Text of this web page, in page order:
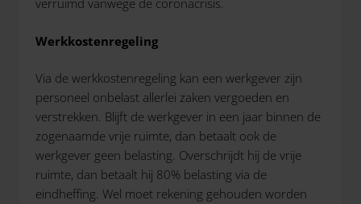
verruimd vanwege de coronacrisis.
Werkkostenregeling
Via de werkkostenregeling kan een werkgever zijn
personeel onbelast allerlei zaken vergoeden en
verstrekken. Blijft de werkgever in een jaar binnen de
zogenaamde vrije ruimte, dan betaalt ook de
werkgever geen belasting. Overschrijdt hij de vrije
ruimte, dan betaalt hij 80% belasting via de
eindheffing. Wel moet rekening gehouden worden